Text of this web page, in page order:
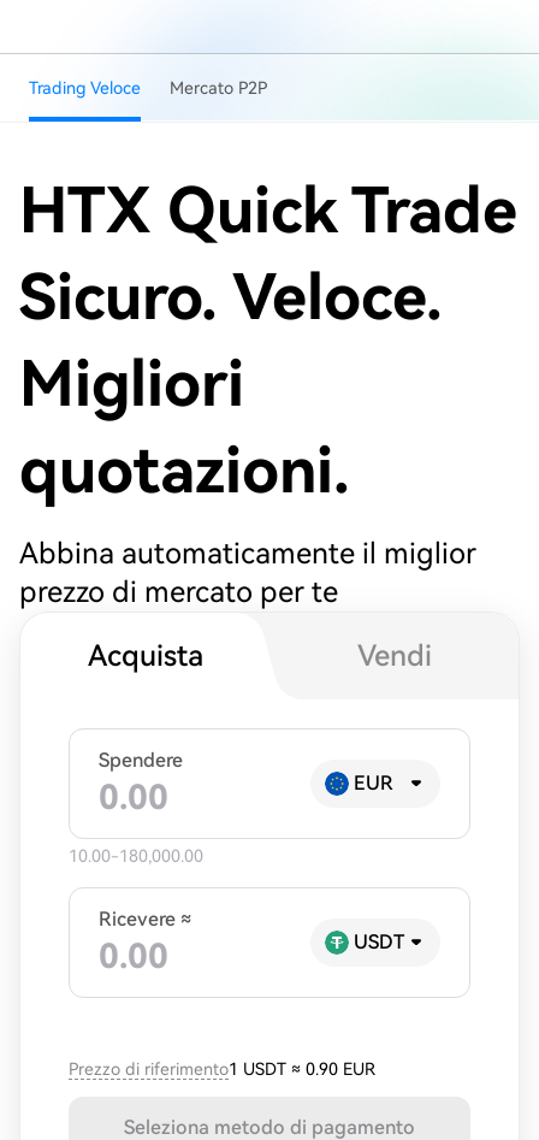
Trading Veloce Mercato P2P
HTX Quick Trade
Sicuro. Veloce.
Migliori
quotazioni.
Abbina automaticamente il miglior
prezzo di mercato per te
Acquista
Vendi
Spendere
EUR
10.00-180,000.00
Ricevere ≈
USDT
Prezzo di riferimento1 USDT ≈ 0.90 EUR
Seleziona metodo di pagamento